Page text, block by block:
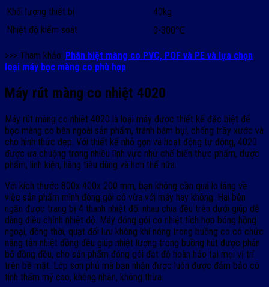
Khối lượng thiết bị
40kg
Nhiệt độ kiểm soát
0-300℃
>>> Tham khảo: Phân biệt màng co PVC, POF và PE và lựa chọn
loại máy bọc màng co phù hợp
Máy rút màng co nhiệt 4020
Máy rút màng co nhiệt 4020 là loại máy được thiết kế đặc biệt để
bọc màng co bên ngoài sản phẩm, tránh bám bụi, chống trầy xước và
cho hình thức đẹp. Với thiết kế nhỏ gọn và hoạt động tự động, 4020
được ưa chuộng trong nhiều lĩnh vực như chế biến thực phẩm, dược
phẩm, linh kiện, hàng tiêu dùng và hơn thế nữa.
Với kích thước 800x 400x 200 mm, bạn không cần quá lo lắng về
việc sản phẩm mình đóng gói có vừa với máy hay không. Hai bên
ngăn được trang bị 4 thanh nhiệt đối nhau chia đều trên dưới giúp dễ
dàng điều chỉnh nhiệt độ. Máy đóng gói co nhiệt tích hợp bóng hồng
ngoại, đồng thời, quạt đối lưu không khí nóng trong buồng co có chức
năng tản nhiệt đồng đều giúp nhiệt lượng trong buồng hút được phân
bổ đồng đều, cho sản phẩm đóng gói đạt độ hoàn hảo tại mọi vị trí
trên bề mặt. Lớp sơn phủ mà bạn nhận được luôn được đảm bảo có
tính thẩm mỹ cao, không nhăn, không thừa.